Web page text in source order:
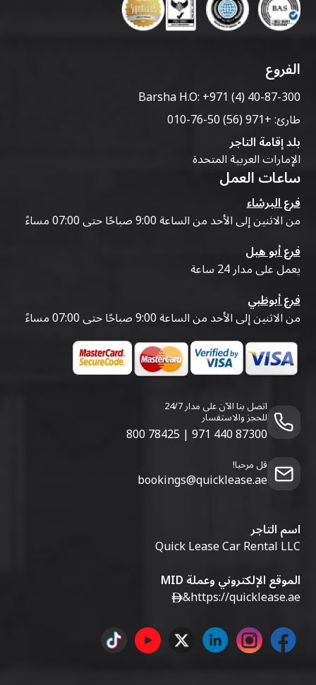
الفروع
Barsha H.O:+971 (4) 40-87-300
طارئ:+971 (56) 50-76-010
بلد إقامة التاجر
الإمارات العربية المتحدة
ساعات العمل
فرع البرشاء
من الاثنين إلى الأحد من الساعة 9:00 صباحًا حتى 07:00 مساءً
فرع أبو هيل
يعمل على مدار 24 ساعة
فرع أبوظبي
من الاثنين إلى الأحد من الساعة 9:00 صباحًا حتى 07:00 مساءً
اتصل بنا الآن على مدار 24/7
للحجز والاستفسار
800 78425 | 971 440 87300
قل مرحبا!
bookings@quicklease.ae
اسم التاجر
Quick Lease Car Rental LLC
الموقع الإلكتروني وعملة MID
https://quicklease.ae
&